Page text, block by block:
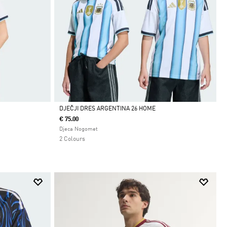
Da
DJEČJI DRES ARGENTINA 26 HOME
€ 75.00
Djeca Nogomet
2 Colours